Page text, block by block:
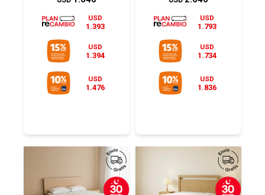
USD
1.393
USD
1.394
USD
1.476
USD
1.793
USD
1.734
USD
1.836